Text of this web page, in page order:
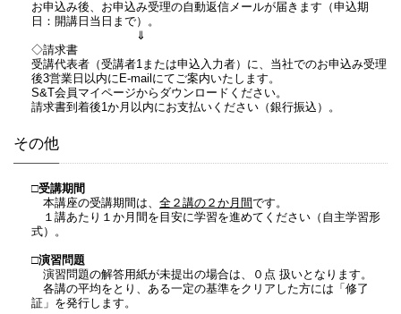
お申込み後、お申込み受理の自動返信メールが届きます（申込期
日：開講日当日まで）。
⇓
◇請求書
受講代表者（受講者1または申込入力者）に、当社でのお申込み受理
後3営業日以内にE-mailにてご案内いたします。
S&T会員マイページからダウンロードください。
請求書到着後1か月以内にお支払いください（銀行振込）。
その他
□受講期間
本講座の受講期間は、 全２講の２か月間です。
１講あたり１か月間を目安に学習を進めてください（自主学習形
式）。
□演習問題
演習問題の解答用紙が未提出の場合は、０点 扱いとなります。
各講の平均をとり、ある一定の基準をクリアした方には「修了
証」を発行します。